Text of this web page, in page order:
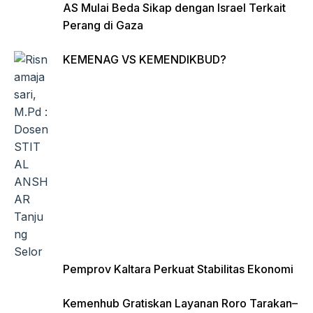
AS Mulai Beda Sikap dengan Israel Terkait
Perang di Gaza
KEMENAG VS KEMENDIKBUD?
Pemprov Kaltara Perkuat Stabilitas Ekonomi
Kemenhub Gratiskan Layanan Roro Tarakan–